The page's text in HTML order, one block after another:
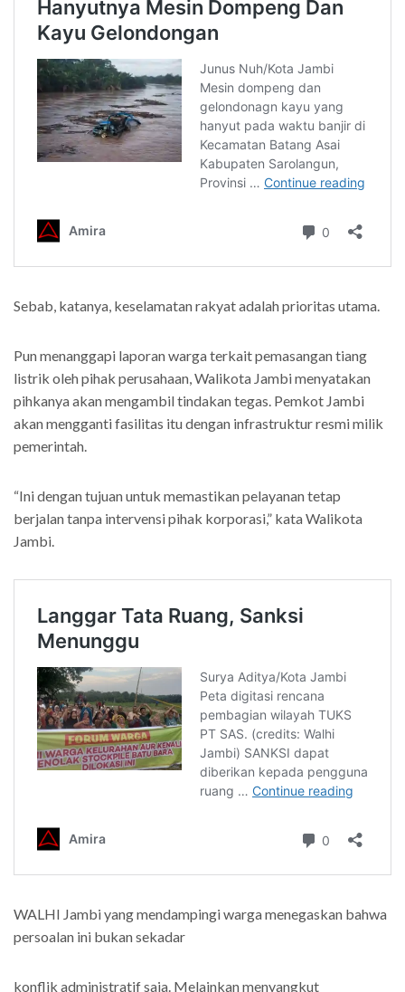
Sebab, katanya, keselamatan rakyat adalah prioritas utama.
Pun menanggapi laporan warga terkait pemasangan tiang
listrik oleh pihak perusahaan, Walikota Jambi menyatakan
pihkanya akan mengambil tindakan tegas. Pemkot Jambi
akan mengganti fasilitas itu dengan infrastruktur resmi milik
pemerintah.
“Ini dengan tujuan untuk memastikan pelayanan tetap
berjalan tanpa intervensi pihak korporasi,” kata Walikota
Jambi.
WALHI Jambi yang mendampingi warga menegaskan bahwa
persoalan ini bukan sekadar
konflik administratif saja. Melainkan menyangkut